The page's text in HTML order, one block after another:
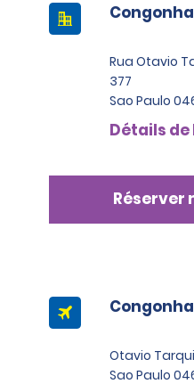
Rua Otavio
377
Sao Paulo
Détails de
Otavio
Sao Paulo